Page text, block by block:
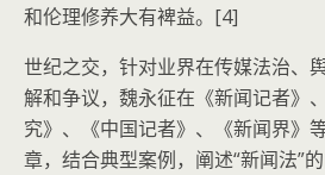
和伦理修养大有裨益。[4]
世纪之交，针对业界在传媒法治、
解和争议，魏永征在《新闻记者》
究》、《中国记者》、《新闻界》
章，结合典型案例，阐述“新闻法”